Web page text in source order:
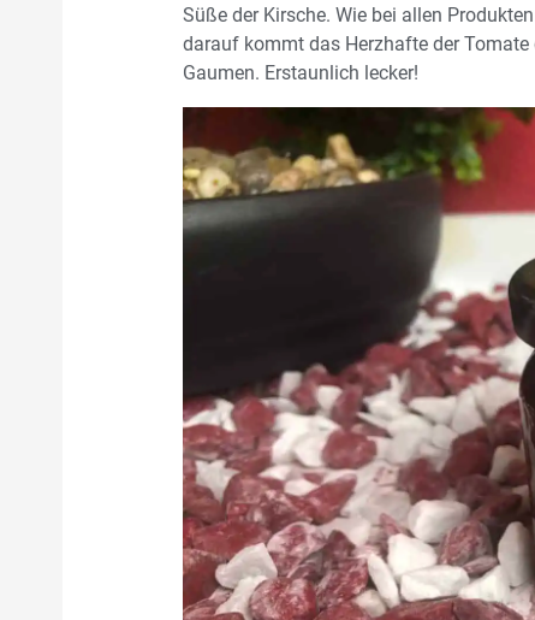
Süße der Kirsche. Wie bei allen
darauf kommt das Herzhafte der
Gaumen. Erstaunlich lecker!